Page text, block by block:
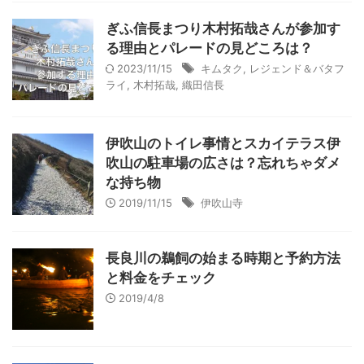
ぎふ信長まつり木村拓哉さんが参加す
る理由とパレードの見どころは？
2023/11/15 キムタク
レジェンド＆バタフ
ライ
木村拓哉 織田信長
伊吹山のトイレ事情とスカイテラス伊
吹山の駐車場の広さは？忘れちゃダメ
な持ち物
2019/11/15 伊吹山寺
長良川の鵜飼の始まる時期と予約方法
と料金をチェック
2019/4/8